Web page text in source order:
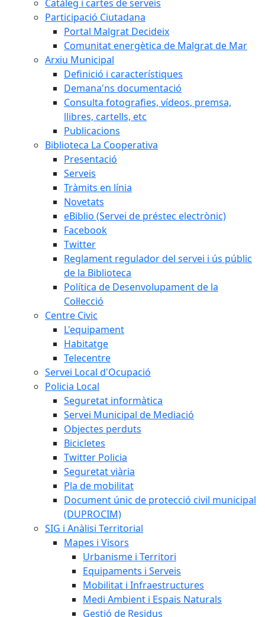
Catàleg i cartes de serveis
Participació Ciutadana
Portal Malgrat Decideix
Comunitat energètica de Malgrat de Mar
Arxiu Municipal
Definició i característiques
Demana'ns documentació
Consulta fotografies, vídeos, premsa,
llibres, cartells, etc
Publicacions
Biblioteca La Cooperativa
Presentació
Serveis
Tràmits en línia
Novetats
eBiblio (Servei de préstec electrònic)
Facebook
Twitter
Reglament regulador del servei i ús públic
de la Biblioteca
Política de Desenvolupament de la
Col·lecció
Centre Civic
L'equipament
Habitatge
Telecentre
Servei Local d'Ocupació
Policia Local
Seguretat informàtica
Servei Municipal de Mediació
Objectes perduts
Bicicletes
Twitter Policia
Seguretat viària
Pla de mobilitat
Document únic de protecció civil municipal
(DUPROCIM)
SIG i Anàlisi Territorial
Mapes i Visors
Urbanisme i Territori
Equipaments i Serveis
Mobilitat i Infraestructures
Medi Ambient i Espais Naturals
Gestió de Residus